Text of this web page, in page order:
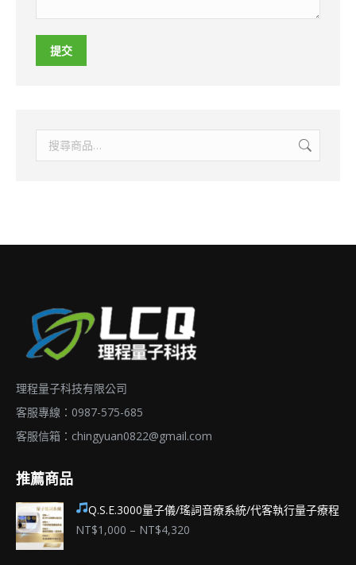
提交
理程量子科技有限公司
客服專線：0987-575-685
客服信箱： chingyuan0822@gmail.com
推薦商品
Q.S.E.3000量子儀/瑤詞音療系統/代客執行量子療程
NT$1,000 – NT$4,320